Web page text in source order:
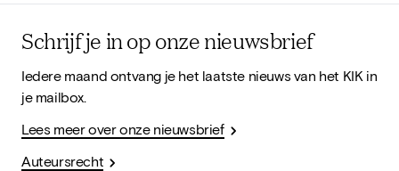
Schrijf je in op onze nieuwsbrief
Iedere maand ontvang je het laatste nieuws van het KIK in
je mailbox.
Lees meer over onze nieuwsbrief
Auteursrecht